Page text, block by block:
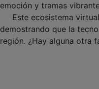
emoción y tramas
Este ecosistema virtual
demostrando que la
región. ¿Hay alguna otra